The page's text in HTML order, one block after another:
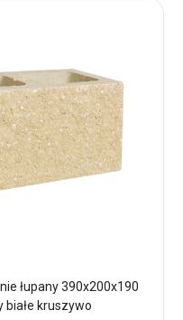
łupany 390x200x190
białe kruszywo